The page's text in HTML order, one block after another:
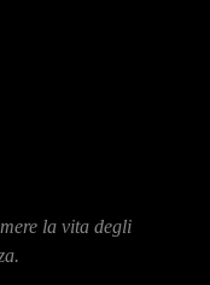
la vita degli